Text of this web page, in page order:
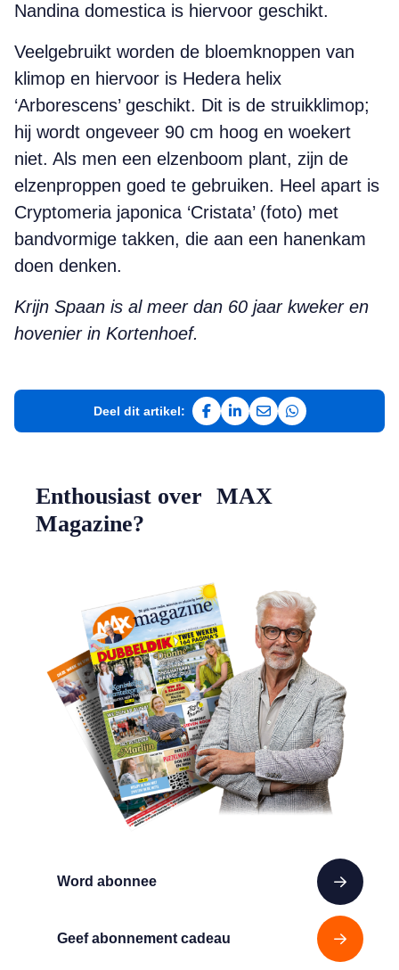
Nandina domestica is hiervoor geschikt.
Veelgebruikt worden de bloemknoppen van
klimop en hiervoor is Hedera helix
‘Arborescens’ geschikt. Dit is de struikklimop;
hij wordt ongeveer 90 cm hoog en woekert
niet. Als men een elzenboom plant, zijn de
elzenproppen goed te gebruiken. Heel apart is
Cryptomeria japonica ‘Cristata’ (foto) met
bandvormige takken, die aan een hanenkam
doen denken.
Krijn Spaan is al meer dan 60 jaar kweker en
hovenier in Kortenhoef.
Deel dit artikel:
Deel op Facebook
Deel op LinkedIn
Deel via e-mail
Deel via
Word abonnee
Geef abonnement cadeau
Enthousiast over MAX
Magazine?